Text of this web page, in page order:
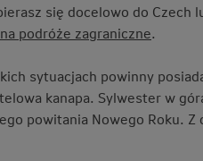
się docelowo do Czech
podróże zagraniczne.
sytuacjach powinny
kanapa. Sylwester w
powitania Nowego Roku. Z